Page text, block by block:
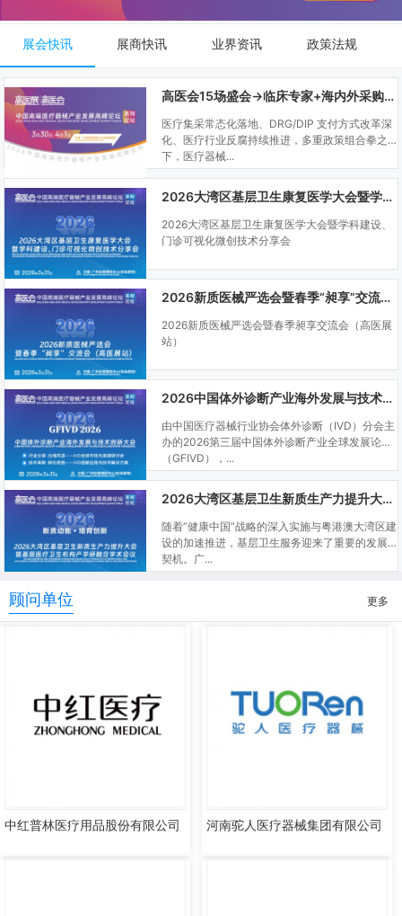
展会快讯 展商快讯 业界资讯 政策法规
高医会15场盛会→临床专家+海内外采购商双向对接
医疗集采常态化落地、DRG/DIP 支付方式改革深
化、医疗行业反腐持续推进，多重政策组合拳之
下，医疗器械...
2026大湾区基层卫生康复医学大会暨学科建设、门诊可视化微创技术分享会
2026大湾区基层卫生康复医学大会暨学科建设、
门诊可视化微创技术分享会
2026新质医械严选会暨春季“昶享”交流会（高医展站）
2026新质医械严选会暨春季昶享交流会（高医展
站）
2026中国体外诊断产业海外发展与技术创新大会
由中国医疗器械行业协会体外诊断（IVD）分会主
办的2026第三届中国体外诊断产业全球发展论坛
（GFIVD），...
2026大湾区基层卫生新质生产力提升大会暨基层医疗卫生机构产学研融合学术会议
随着“健康中国”战略的深入实施与粤港澳大湾区建
设的加速推进，基层卫生服务迎来了重要的发展
契机。广...
顾问单位 更多
中红普林医疗用品股份有限公司 河南驼人医疗器械集团有限公司